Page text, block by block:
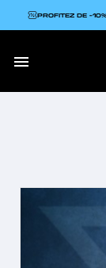

PROFITEZ DE -